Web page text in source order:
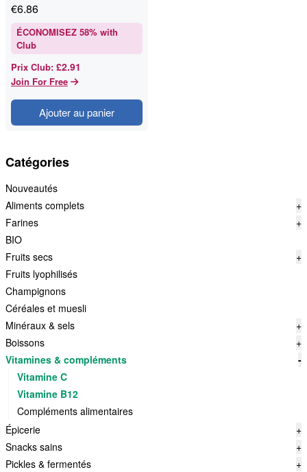
Catégories
Nouveautés
Aliments complets
+
Farines
+
BIO
Fruits secs
+
Fruits lyophilisés
Champignons
Céréales et muesli
Minéraux & sels
+
Boissons
+
Vitamines & compléments
-
Vitamine C
Vitamine B12
Compléments alimentaires
Épicerie
+
Snacks sains
+
Pickles & fermentés
+
€6.86
ÉCONOMISEZ 58% with
Club
Prix Club: £2.91
Join For Free
Ajouter au panier